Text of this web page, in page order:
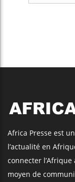
Africa Presse est
l’actualité en
connecter
moyen de